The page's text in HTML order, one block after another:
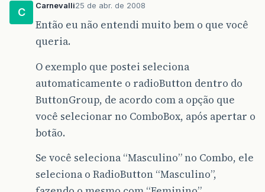
}else{
public static void main( String
{
}
}
C
Carnevalli25 de abr. de 2008
Então eu não entendi muito bem o que você
queria.
O exemplo que postei seleciona
automaticamente o radioButton dentro do
ButtonGroup, de acordo com a opção que
você selecionar no ComboBox, após apertar o
botão.
Se você seleciona “Masculino” no Combo, ele
seleciona o RadioButton “Masculino”,